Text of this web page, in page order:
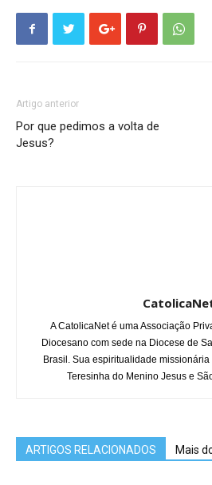
Artigo anterior
Por que pedimos a volta de
Jesus?
A CatolicaNet é uma Associação
Diocesano com sede na Diocese de
Brasil. Sua espiritualidade
Teresinha do Menino Jesus e
ARTIGOS RELACIONADOS Mais